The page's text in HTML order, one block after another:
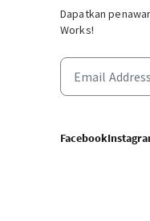
Dapatkan
Works!
Facebook